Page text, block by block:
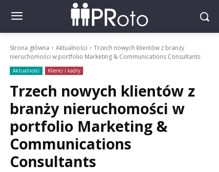
Strona główna Aktualności
Trzech nowych klientów z branży
nieruchomości w portfolio Marketing & Communications Consultants
Aktualności Klienci i kadry
Trzech nowych klientów z
branży nieruchomości w
portfolio Marketing &
Communications
Consultants